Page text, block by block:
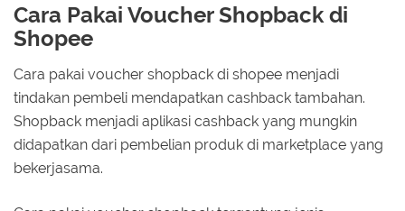
Cara Pakai Voucher Shopback di
Shopee
Cara pakai voucher shopback di shopee menjadi
tindakan pembeli mendapatkan cashback tambahan.
Shopback menjadi aplikasi cashback yang mungkin
didapatkan dari pembelian produk di marketplace yang
bekerjasama.